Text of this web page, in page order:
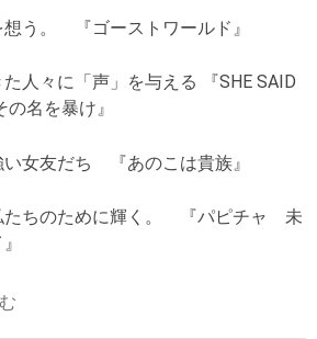
う。 『ゴーストワールド』
人々に「声」を与える 『SHE SAID
名を暴け』
女友だち 『あのこは貴族』
たちのために輝く。 『パピチャ 未